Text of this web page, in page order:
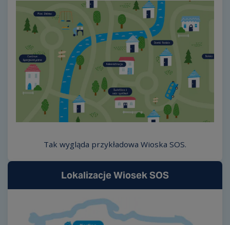
Tak wygląda przykładowa Wioska SOS.
Lokalizacje Wiosek SOS